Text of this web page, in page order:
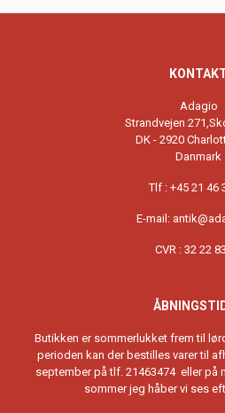
Adagio
Strandvejen
DK - 2920
Danmark
Tlf : +45 21 46
E-mail:
CVR : 32 22
Butikken er sommerlukket frem til
perioden kan der bestilles varer til
september på tlf. 21463474 eller på
sommer jeg håber vi ses